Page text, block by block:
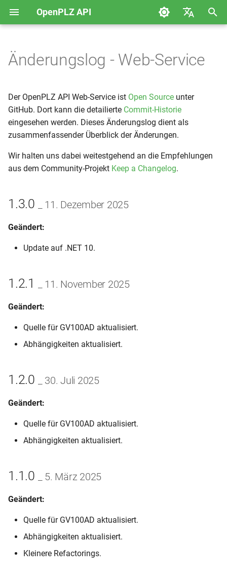
OpenPLZ API
Deutsch
u
e
w
r
l
r
Deutschland
Liechtenstein
Schweiz
Paging
Volltextsuche
1.3.0 _ 11. Dezember 2025
1.2.1 _ 11. November 2025
1.2.0 _ 30. Juli 2025
1.0.0 _ 16. Dezember 2024
0.0.5 _ 20. September 2024
0.0.1 _ 09. Dezember 2022
Änderungslog - Web-Service
Der OpenPLZ API Web-Service ist Open Source unter
GitHub. Dort kann die detailierte Commit-Historie
eingesehen werden. Dieses Änderungslog dient als
zusammenfassender Überblick der Änderungen.
Wir halten uns dabei weitestgehend an die Empfehlungen
aus dem Community-Projekt Keep a Changelog.
1.3.0 _ 11. Dezember 2025
Geändert:
Update auf .NET 10.
1.2.1 _ 11. November 2025
Geändert:
Quelle für GV100AD aktualisiert.
Abhängigkeiten aktualisiert.
1.2.0 _ 30. Juli 2025
Geändert:
Quelle für GV100AD aktualisiert.
Abhängigkeiten aktualisiert.
1.1.0 _ 5. März 2025
Geändert:
Quelle für GV100AD aktualisiert.
Abhängigkeiten aktualisiert.
Kleinere Refactorings.